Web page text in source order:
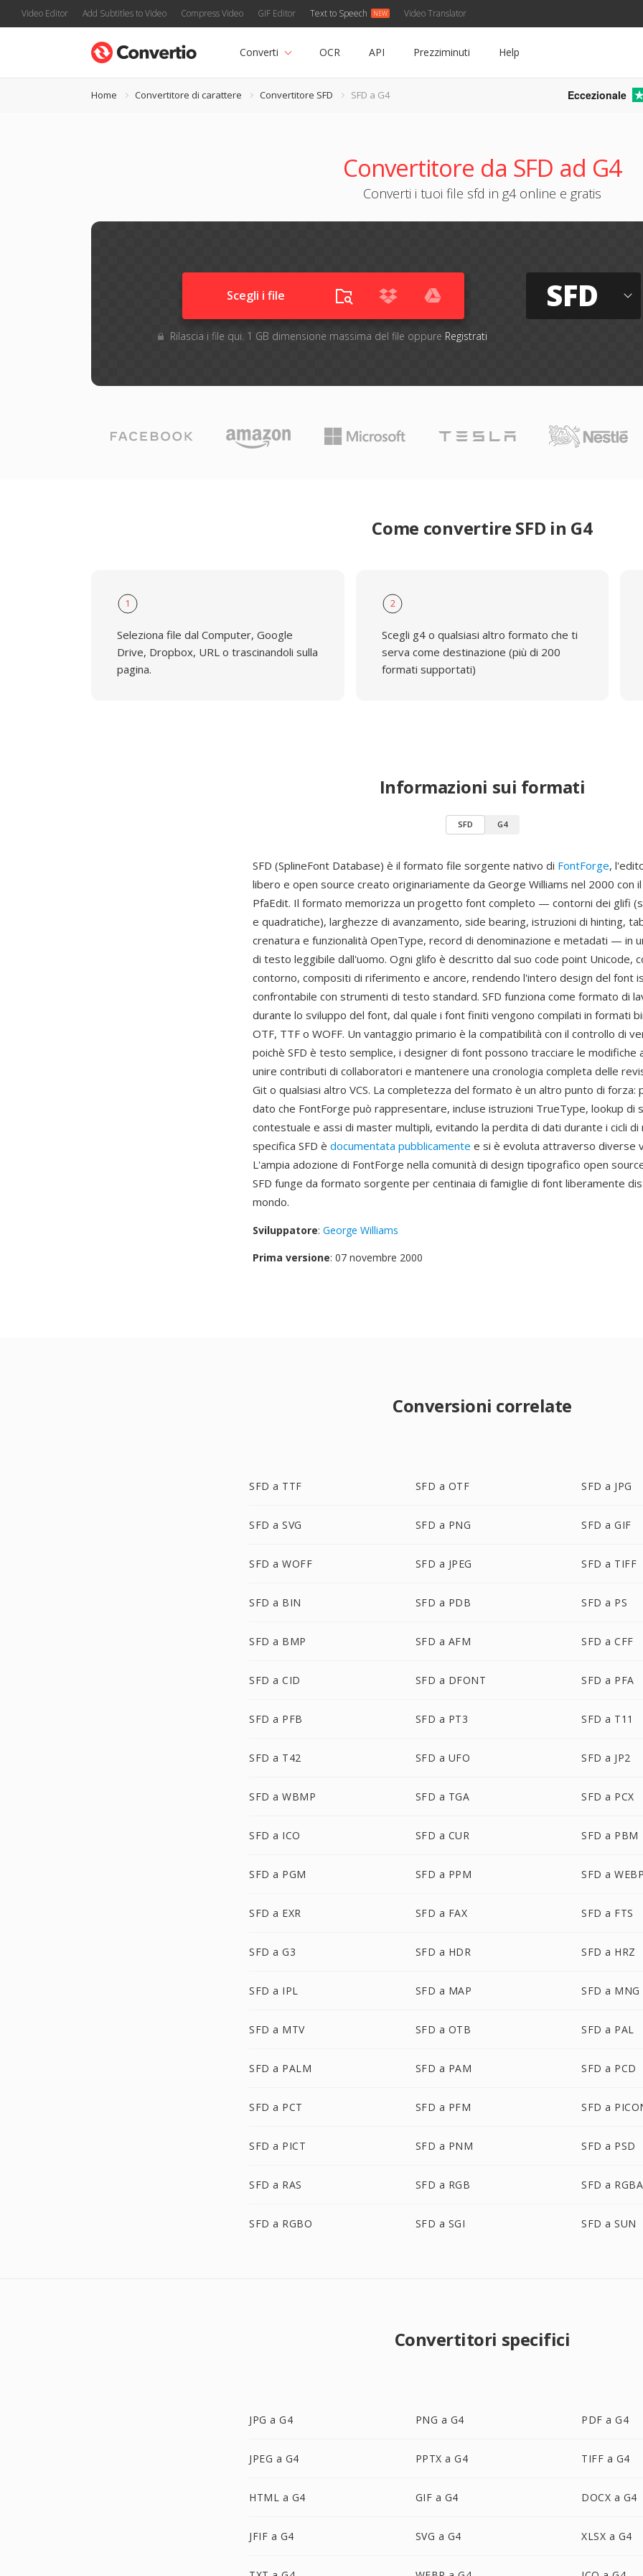
Video Editor Add Subtitles to Video Compress Video GIF Editor Text to Speech Video Translator
Converti OCR API Prezziminuti Help
Home Convertitore di carattere Convertitore SFD SFD a G4 Eccezionale
Convertitore da SFD ad G4
Converti i tuoi file sfd in g4 online e gratis
Scegli i file
Rilascia i file qui. 1 GB dimensione massima del file oppure Registrati
SFD
Come convertire SFD in G4
1
Seleziona file dal Computer, Google
Drive, Dropbox, URL o trascinandoli sulla
pagina.
2
Scegli g4 o qualsiasi altro formato che ti
serva come destinazione (più di 200
formati supportati)
Informazioni sui formati
SFD G4
SFD (SplineFont Database) è il formato file sorgente nativo di FontForge,
libero e open source creato originariamente da George Williams nel 2000 con
PfaEdit. Il formato memorizza un progetto font completo — contorni dei glifi
e quadratiche), larghezze di avanzamento, side bearing, istruzioni di hinting,
crenatura e funzionalità OpenType, record di denominazione e metadati — in
di testo leggibile dall'uomo. Ogni glifo è descritto dal suo code point Unicode,
contorno, compositi di riferimento e ancore, rendendo l'intero design del font
confrontabile con strumenti di testo standard. SFD funziona come formato di
durante lo sviluppo del font, dal quale i font finiti vengono compilati in formati
OTF, TTF o WOFF. Un vantaggio primario è la compatibilità con il controllo di
poichè SFD è testo semplice, i designer di font possono tracciare le modifiche
unire contributi di collaboratori e mantenere una cronologia completa delle
Git o qualsiasi altro VCS. La completezza del formato è un altro punto di forza:
dato che FontForge può rappresentare, incluse istruzioni TrueType, lookup di
contestuale e assi di master multipli, evitando la perdita di dati durante i cicli di
specifica SFD è documentata pubblicamente e si è evoluta attraverso diverse
L'ampia adozione di FontForge nella comunità di design tipografico open
SFD funge da formato sorgente per centinaia di famiglie di font liberamente
mondo.
Sviluppatore: George Williams
Prima versione: 07 novembre 2000
Conversioni correlate
SFD a TTF SFD a OTF SFD a JPG
SFD a SVG SFD a PNG SFD a GIF
SFD a WOFF SFD a JPEG SFD a TIFF
SFD a BIN SFD a PDB SFD a PS
SFD a BMP SFD a AFM SFD a CFF
SFD a CID SFD a DFONT SFD a PFA
SFD a PFB SFD a PT3 SFD a T11
SFD a T42 SFD a UFO SFD a JP2
SFD a WBMP SFD a TGA SFD a PCX
SFD a ICO SFD a CUR SFD a PBM
SFD a PGM SFD a PPM SFD a
SFD a EXR SFD a FAX SFD a FTS
SFD a G3 SFD a HDR SFD a HRZ
SFD a IPL SFD a MAP SFD a MNG
SFD a MTV SFD a OTB SFD a PAL
SFD a PALM SFD a PAM SFD a PCD
SFD a PCT SFD a PFM SFD a
SFD a PICT SFD a PNM SFD a PSD
SFD a RAS SFD a RGB SFD a RGBA
SFD a RGBO SFD a SGI SFD a SUN
Convertitori specifici
JPG a G4 PNG a G4 PDF a G4
JPEG a G4 PPTX a G4 TIFF a G4
HTML a G4 GIF a G4 DOCX a G4
JFIF a G4 SVG a G4 XLSX a G4